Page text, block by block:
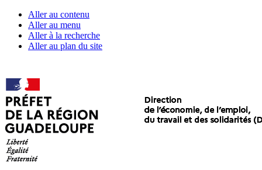
Aller au contenu
Aller au menu
Aller à la recherche
Aller au plan du site